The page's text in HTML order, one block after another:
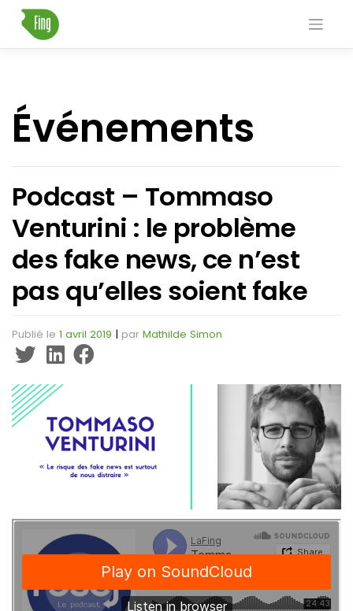
content
Événements
Podcast – Tommaso
Venturini : le problème
des fake news, ce n’est
pas qu’elles soient fake
Publié le 1 avril 2019 | par Mathilde Simon